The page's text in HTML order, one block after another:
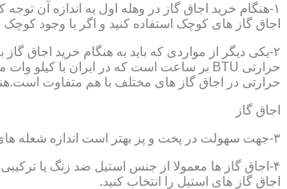
۱-هنگام خرید اجاق گاز در وهله اول به اندازه آن
اجاق گاز های کوچک استفاده کنید و اگر با وجود کوچک
۲-یکی دیگر از مواردی که باید به هنگام خرید اجاق
حرارتی در اجاق گاز های مختلف با هم متفاوت
اجاق گاز
۳-جهت سهولت در پخت و پز بهتر است اندازه شعله های اجاق گاز با هم متفاوت باشد.
۴-اجاق گاز ها معمولا از جنس استیل ضد زنگ یا
اجاق گاز های استیل را انتخاب کنید.